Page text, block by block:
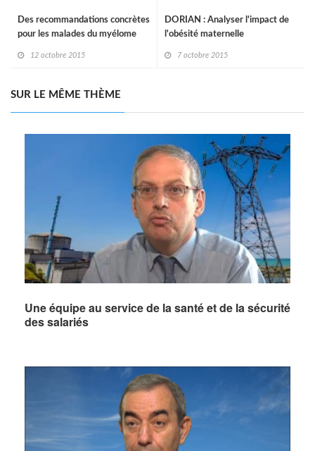
DORIAN : Analyser l'impact de
l'obésité maternelle
7 octobre 2015
Des recommandations concrètes
pour les malades du myélome
12 octobre 2015
SUR LE MÊME THÈME
Une équipe au service de la santé et de la sécurité
des salariés